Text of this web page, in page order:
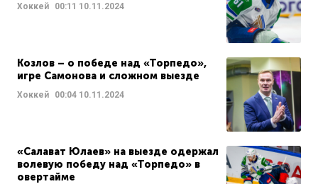
Хоккей 00:11 10.11.2024
Козлов – о победе над «Торпедо»,
игре Самонова и сложном выезде
Хоккей 00:04 10.11.2024
«Салават Юлаев» на выезде одержал
волевую победу над «Торпедо» в
овертайме